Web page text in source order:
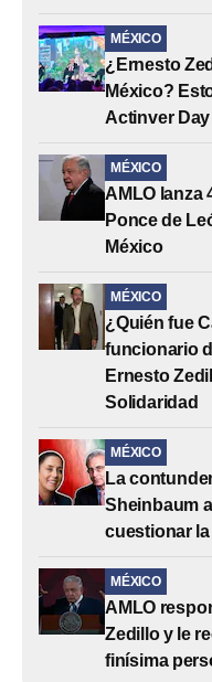
MÉXICO
¿Ernesto
México?
Actinver Day
MÉXICO
AMLO lanza
Ponce de
México
MÉXICO
¿Quién fue
funcionario
Ernesto
Solidaridad
MÉXICO
La
Sheinbaum
cuestionar
MÉXICO
AMLO
Zedillo y le
finísima